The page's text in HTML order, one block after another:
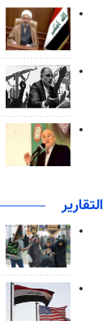
التقارير